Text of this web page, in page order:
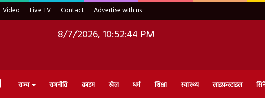
Video Live TV Contact Advertise with us
8/7/2026, 10:52:45 PM
Live राज्य राजनीति क्राइम खेल धर्म शिक्षा स्वास्थ्य लाइफ़स्टाइल